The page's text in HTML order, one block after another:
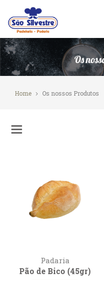
Os
Home Os nossos Produtos
Toggle
Padaria
Pão de Bico (45gr)